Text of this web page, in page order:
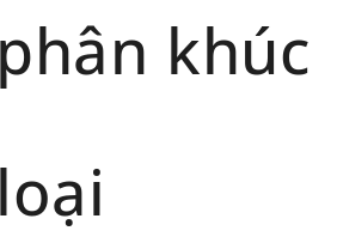
khúc